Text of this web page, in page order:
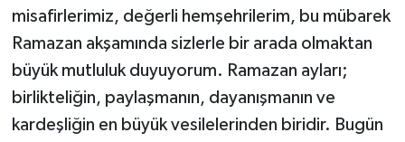
misafirlerimiz, değerli hemşehrilerim, bu mübarek
Ramazan akşamında sizlerle bir arada olmaktan
büyük mutluluk duyuyorum. Ramazan ayları;
birlikteliğin, paylaşmanın, dayanışmanın ve
kardeşliğin en büyük vesilelerinden biridir. Bugün